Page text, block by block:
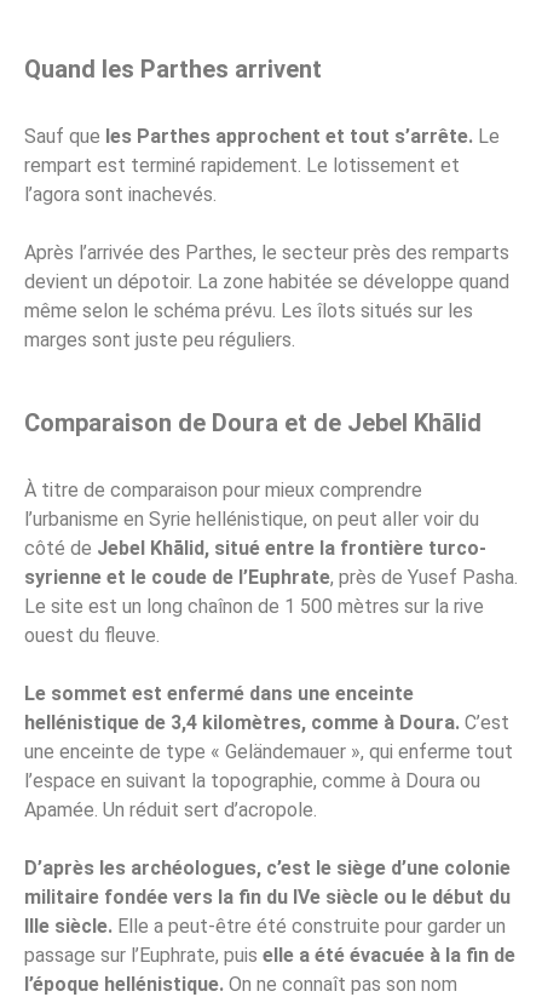
Quand les Parthes arrivent
Sauf que les Parthes approchent et tout s’arrête. Le
rempart est terminé rapidement. Le lotissement et
l’agora sont inachevés.
Après l’arrivée des Parthes, le secteur près des remparts
devient un dépotoir. La zone habitée se développe quand
même selon le schéma prévu. Les îlots situés sur les
marges sont juste peu réguliers.
Comparaison de Doura et de Jebel Khālid
À titre de comparaison pour mieux comprendre
l’urbanisme en Syrie hellénistique, on peut aller voir du
côté de Jebel Khālid, situé entre la frontière turco-
syrienne et le coude de l’Euphrate, près de Yusef Pasha.
Le site est un long chaînon de 1 500 mètres sur la rive
ouest du fleuve.
Le sommet est enfermé dans une enceinte
hellénistique de 3,4 kilomètres, comme à Doura. C’est
une enceinte de type « Geländemauer », qui enferme tout
l’espace en suivant la topographie, comme à Doura ou
Apamée. Un réduit sert d’acropole.
D’après les archéologues, c’est le siège d’une colonie
militaire fondée vers la fin du IVe siècle ou le début du
IIIe siècle. Elle a peut-être été construite pour garder un
passage sur l’Euphrate, puis elle a été évacuée à la fin de
l’époque hellénistique. On ne connaît pas son nom